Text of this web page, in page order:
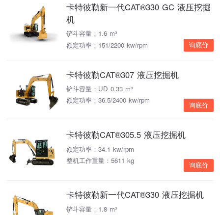
卡特彼勒新一代CAT®330 GC 液压挖掘
机
铲斗容量：1.6 m³
额定功率：151/2200 kw/rpm
询底价
卡特彼勒CAT®307 液压挖掘机
铲斗容量：UD 0.33 m³
额定功率：36.5/2400 kw/rpm
询底价
卡特彼勒CAT®305.5 液压挖掘机
额定功率：34.1 kw/rpm
整机工作重量：5611 kg
询底价
卡特彼勒新一代CAT®330 液压挖掘机
铲斗容量：1.8 m³